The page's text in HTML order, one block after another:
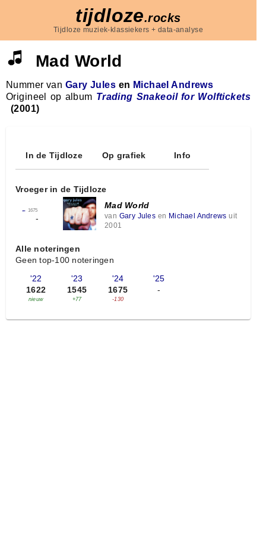
tijdloze.rocks
Tijdloze muziek-klassiekers + data-analyse
Mad World
Nummer van Gary Jules en Michael Andrews
Origineel op album Trading Snakeoil for Wolftickets
(2001)
In de Tijdloze Op grafiek Info
Vroeger in de Tijdloze
← 1675
-
Mad World
van Gary Julesen Michael Andrews uit
2001
Alle noteringen
Geen top-100 noteringen
'22
1622
nieuw
'23
1545
+77
'24
1675
-130
'25
-